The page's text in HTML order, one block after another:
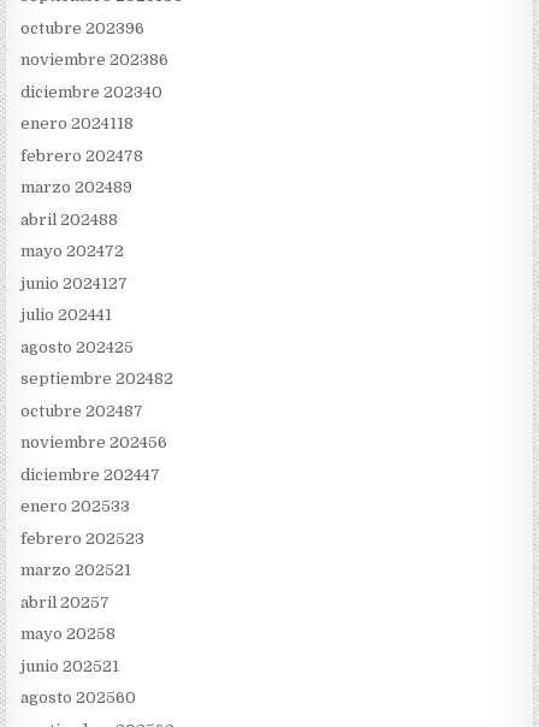
octubre 202396
noviembre 202386
diciembre 202340
enero 2024118
febrero 202478
marzo 202489
abril 202488
mayo 202472
junio 2024127
julio 202441
agosto 202425
septiembre 202482
octubre 202487
noviembre 202456
diciembre 202447
enero 202533
febrero 202523
marzo 202521
abril 20257
mayo 20258
junio 202521
agosto 202560